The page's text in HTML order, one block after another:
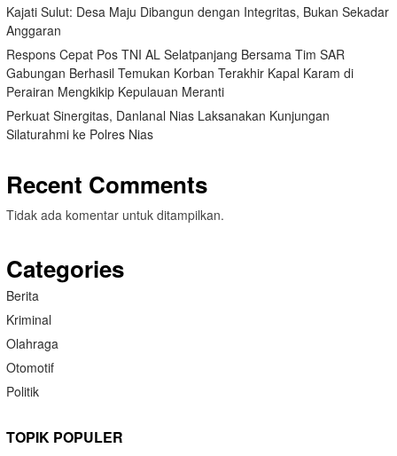
Kajati Sulut: Desa Maju Dibangun dengan Integritas, Bukan Sekadar
Anggaran
Respons Cepat Pos TNI AL Selatpanjang Bersama Tim SAR
Gabungan Berhasil Temukan Korban Terakhir Kapal Karam di
Perairan Mengkikip Kepulauan Meranti
Perkuat Sinergitas, Danlanal Nias Laksanakan Kunjungan
Silaturahmi ke Polres Nias
Recent Comments
Tidak ada komentar untuk ditampilkan.
Categories
Berita
Kriminal
Olahraga
Otomotif
Politik
TOPIK POPULER